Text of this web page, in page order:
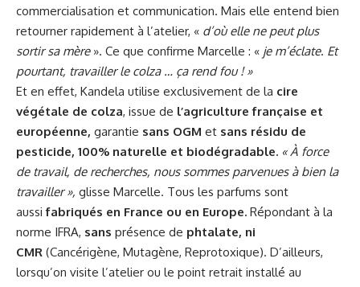
commercialisation et communication. Mais elle entend bien
retourner rapidement à l’atelier, « d’où elle ne peut plus
sortir sa mère». Ce que confirme Marcelle : « je m’éclate. Et
pourtant, travailler le colza … ça rend fou ! »
Et en effet, Kandela utilise exclusivement de la cire
végétale de colza, issue de l’agriculture française et
européenne, garantie sans OGM et sans résidu de
pesticide, 100% naturelle et biodégradable. « À force
de travail, de recherches, nous sommes parvenues à bien la
travailler », glisse Marcelle. Tous les parfums sont
aussifabriqués en France ou en Europe. Répondant à la
norme IFRA, sans présence de phtalate, ni
CMR (Cancérigène, Mutagène, Reprotoxique). D’ailleurs,
lorsqu’on visite l’atelier ou le point retrait installé au